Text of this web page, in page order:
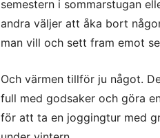
semestern i sommarstugan
andra väljer att åka bort
man vill och sett fram emot
Och värmen tillför ju något.
full med godsaker och göra
för att ta en joggingtur med